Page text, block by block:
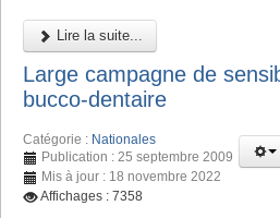
Lire la suite...
Large campagne de
bucco-dentaire
Catégorie : Nationales
Publication : 25 septembre 2009
Mis à jour : 18 novembre 2022
Affichages : 7358